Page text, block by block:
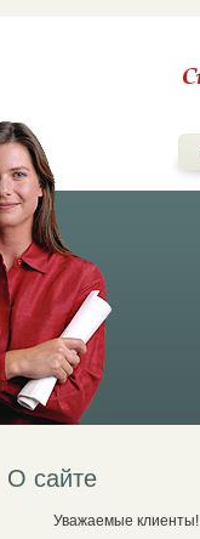
О сайте
Уважаемые клиенты!